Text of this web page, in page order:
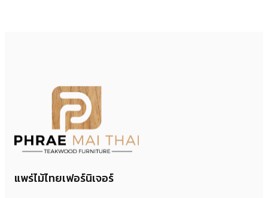
แพร่ไม้ไทยเฟอร์นิเจอร์